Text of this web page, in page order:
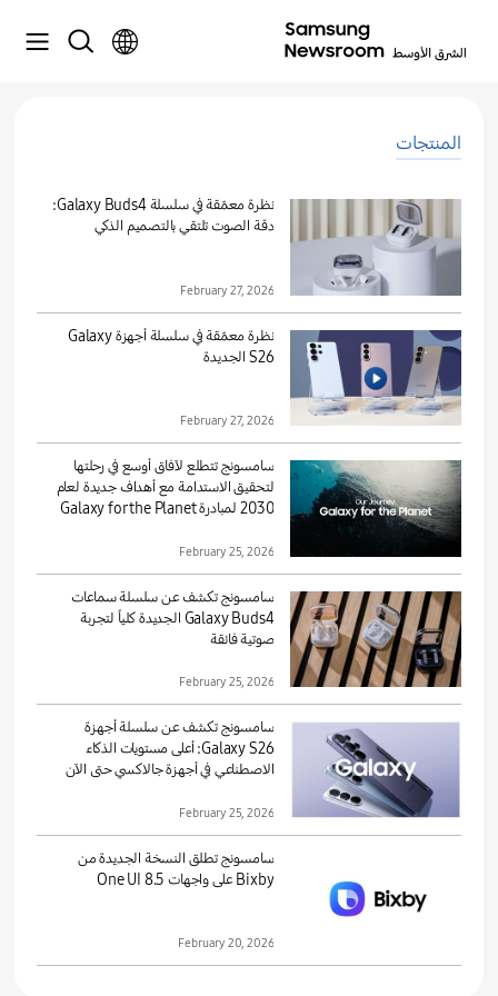
المنتجات
نظرة معمّقة في سلسلة Galaxy Buds4:
دقة الصوت تلتقي بالتصميم الذكي
February 27, 2026
نظرة معمّقة في سلسلة أجهزة Galaxy
S26 الجديدة
February 27, 2026
سامسونج تتطلع لآفاق أوسع في رحلتها
لتحقيق الاستدامة مع أهداف جديدة لعام
2030 لمبادرة Galaxy for the Planet
February 25, 2026
سامسونج تكشف عن سلسلة سماعات
Galaxy Buds4 الجديدة كلياً لتجربة
صوتية فائقة
February 25, 2026
سامسونج تكشف عن سلسلة أجهزة
Galaxy S26: أعلى مستويات الذكاء
الاصطناعي في أجهزة جالاكسي حتى الآن
February 25, 2026
سامسونج تطلق النسخة الجديدة من
Bixby على واجهات One UI 8.5
February 20, 2026